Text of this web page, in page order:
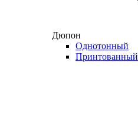
Дюпон
Однотонный
Принтованный